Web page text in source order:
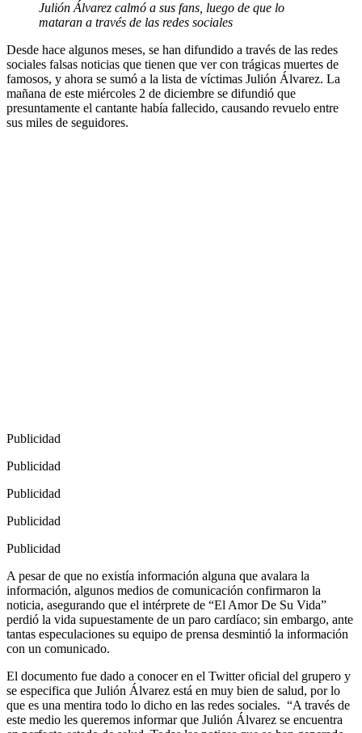
Julión Álvarez calmó a sus fans, luego de que lo
mataran a través de las redes sociales
Desde hace algunos meses, se han difundido a través de las redes
sociales falsas noticias que tienen que ver con trágicas muertes de
famosos, y ahora se sumó a la lista de víctimas Julión Álvarez. La
mañana de este miércoles 2 de diciembre se difundió que
presuntamente el cantante había fallecido, causando revuelo entre
sus miles de seguidores.
Publicidad
Publicidad
Publicidad
Publicidad
Publicidad
A pesar de que no existía información alguna que avalara la
información, algunos medios de comunicación confirmaron la
noticia, asegurando que el intérprete de “El Amor De Su Vida”
perdió la vida supuestamente de un paro cardíaco; sin embargo, ante
tantas especulaciones su equipo de prensa desmintió la información
con un comunicado.
El documento fue dado a conocer en el Twitter oficial del grupero y
se especifica que Julión Álvarez está en muy bien de salud, por lo
que es una mentira todo lo dicho en las redes sociales. “A través de
este medio les queremos informar que Julión Álvarez se encuentra